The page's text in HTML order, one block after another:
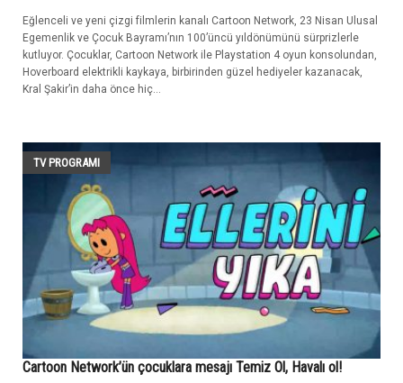
Eğlenceli ve yeni çizgi filmlerin kanalı Cartoon Network, 23 Nisan Ulusal
Egemenlik ve Çocuk Bayramı’nın 100’üncü yıldönümünü sürprizlerle
kutluyor. Çocuklar, Cartoon Network ile Playstation 4 oyun konsolundan,
Hoverboard elektrikli kaykaya, birbirinden güzel hediyeler kazanacak,
Kral Şakir’in daha önce hiç...
TV PROGRAMI
Cartoon Network’ün çocuklara mesajı Temiz Ol, Havalı ol!